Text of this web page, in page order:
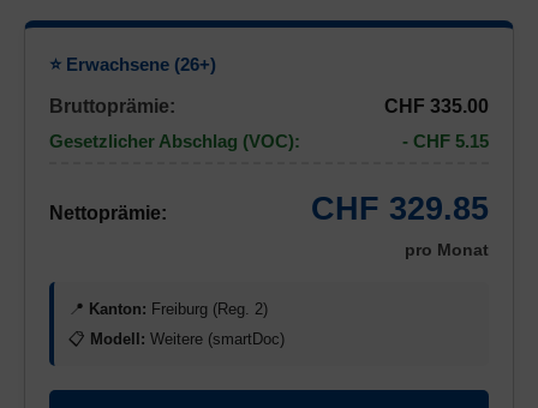
⭐ Erwachsene (26+)
Bruttoprämie:
CHF 335.00
Gesetzlicher Abschlag (VOC):
- CHF 5.15
Nettoprämie: CHF 329.85
pro Monat
📍 Kanton: Freiburg (Reg. 2)
📋 Modell: Weitere (smartDoc)